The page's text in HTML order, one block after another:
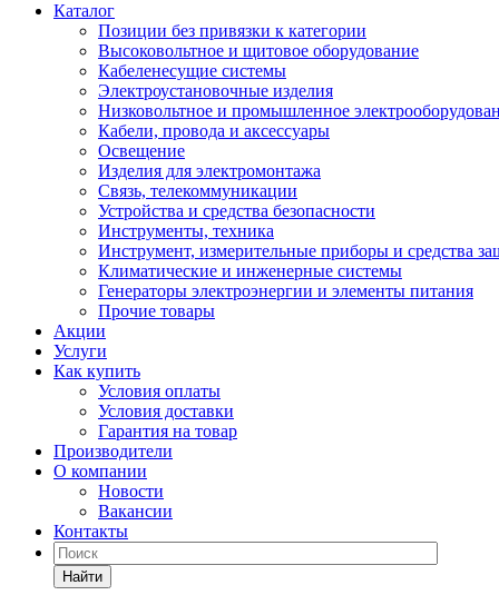
Каталог
Позиции без привязки к категории
Высоковольтное и щитовое оборудование
Кабеленесущие системы
Электроустановочные изделия
Низковольтное и промышленное
Кабели, провода и аксессуары
Освещение
Изделия для электромонтажа
Связь, телекоммуникации
Устройства и средства безопасности
Инструменты, техника
Инструмент, измерительные приборы и средства
Климатические и инженерные системы
Генераторы электроэнергии и элементы питания
Прочие товары
Акции
Услуги
Как купить
Условия оплаты
Условия доставки
Гарантия на товар
Производители
О компании
Новости
Вакансии
Контакты
Найти